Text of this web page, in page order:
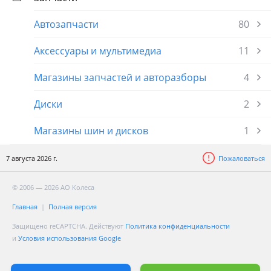
Автозапчасти
80
Аксессуары и мультимедиа
11
Магазины запчастей и авторазборы
4
Диски
2
Магазины шин и дисков
1
7 августа 2026 г. Пожаловаться
© 2006 — 2026 АО Колеса
Главная Полная версия
Защищено reCAPTCHA. Действуют Политика конфиденциальности
и Условия использования Google